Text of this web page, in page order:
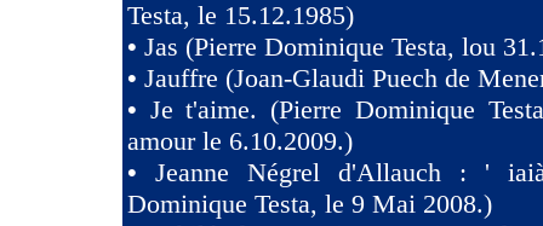
Testa, le 15.12.1985)
• Jas (Pierre Dominique Testa, lou
• Jauffre (Joan-Glaudi Puech de
• Je t'aime. (Pierre Dominique
amour le 6.10.2009.)
• Jeanne Négrel d'Allauch : '
Dominique Testa, le 9 Mai 2008.)